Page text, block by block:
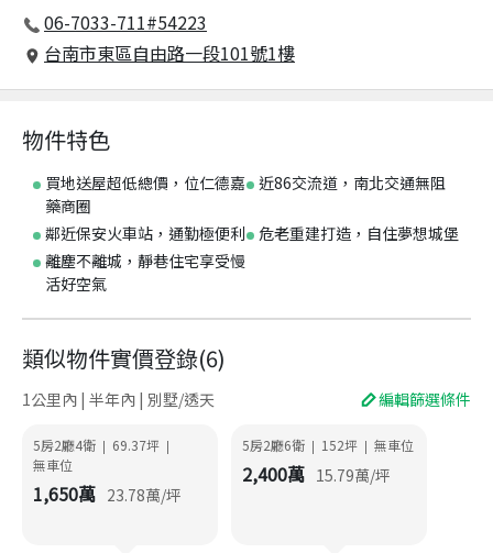
06-7033-711#54223
台南市東區自由路一段101號1樓
物件特色
買地送屋超低總價，位仁德嘉
藥商圈
近86交流道，南北交通無阻
鄰近保安火車站，通勤極便利
危老重建打造，自住夢想城堡
離塵不離城，靜巷住宅享受慢
活好空氣
類似物件實價登錄(6)
1公里內 | 半年內 | 別墅/透天 編輯篩選條件
5房2廳4衛 | 69.37坪 |
無車位
1,650萬 23.78萬/坪
5房2廳6衛 | 152坪 | 無車位
2,400萬 15.79萬/坪